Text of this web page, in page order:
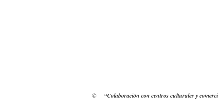
© “Colaboración con centros culturales y